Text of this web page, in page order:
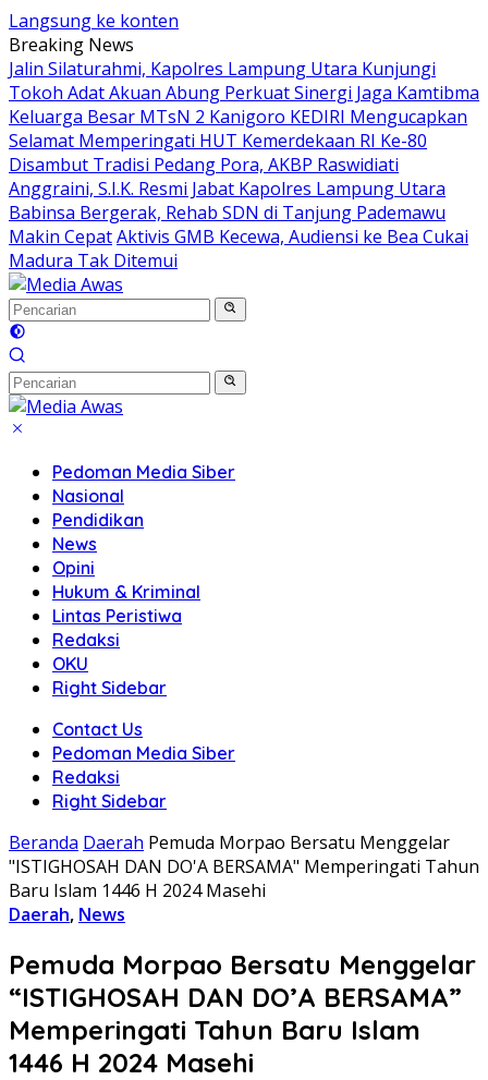
Langsung ke konten
Breaking News
Jalin Silaturahmi, Kapolres Lampung Utara Kunjungi
Tokoh Adat Akuan Abung Perkuat Sinergi Jaga Kamtibma
Keluarga Besar MTsN 2 Kanigoro KEDIRI Mengucapkan
Selamat Memperingati HUT Kemerdekaan RI Ke-80
Disambut Tradisi Pedang Pora, AKBP Raswidiati
Anggraini, S.I.K. Resmi Jabat Kapolres Lampung Utara
Babinsa Bergerak, Rehab SDN di Tanjung Pademawu
Makin CepatAktivis GMB Kecewa, Audiensi ke Bea Cukai
Madura Tak Ditemui
Pedoman Media Siber
Nasional
Pendidikan
News
Opini
Hukum & Kriminal
Lintas Peristiwa
Redaksi
OKU
Right Sidebar
Contact Us
Pedoman Media Siber
Redaksi
Right Sidebar
Beranda Daerah Pemuda Morpao Bersatu Menggelar
"ISTIGHOSAH DAN DO'A BERSAMA" Memperingati Tahun
Baru Islam 1446 H 2024 Masehi
Daerah, News
Pemuda Morpao Bersatu Menggelar
“ISTIGHOSAH DAN DO’A BERSAMA”
Memperingati Tahun Baru Islam
1446 H 2024 Masehi